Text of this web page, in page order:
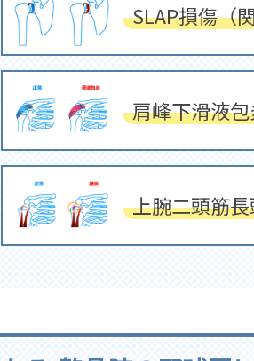
SLAP損傷（
肩峰下滑液
上腕二頭筋